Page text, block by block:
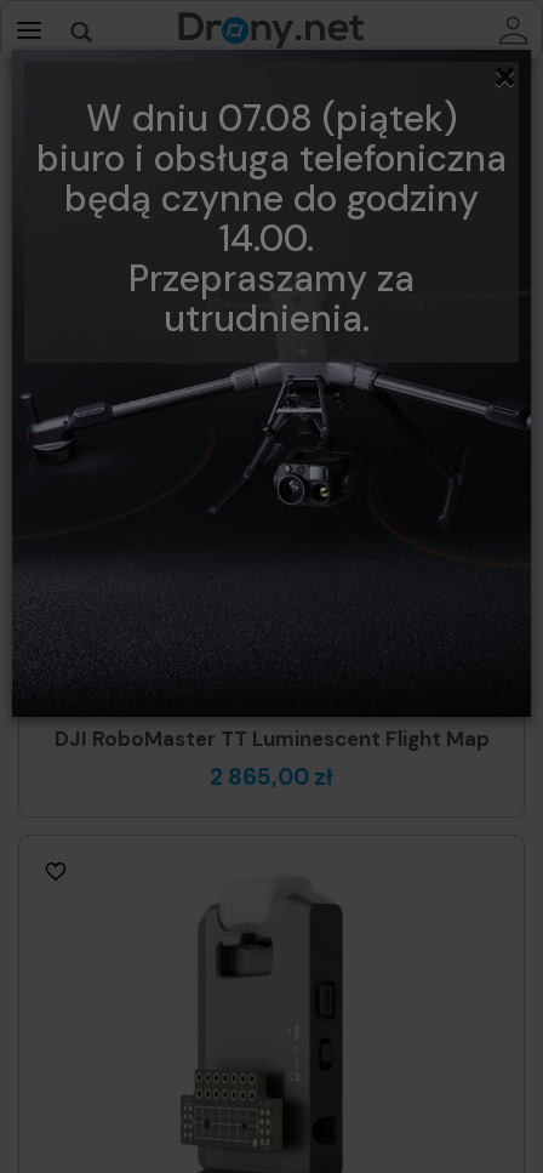
×
W dniu 07.08 (piątek)
biuro i obsługa telefoniczna
będą czynne do godziny
14.00.
Przepraszamy za
utrudnienia.
Akcesoria do Tello
DJI RoboMaster TT Luminescent Flight Map
2 865,00 zł